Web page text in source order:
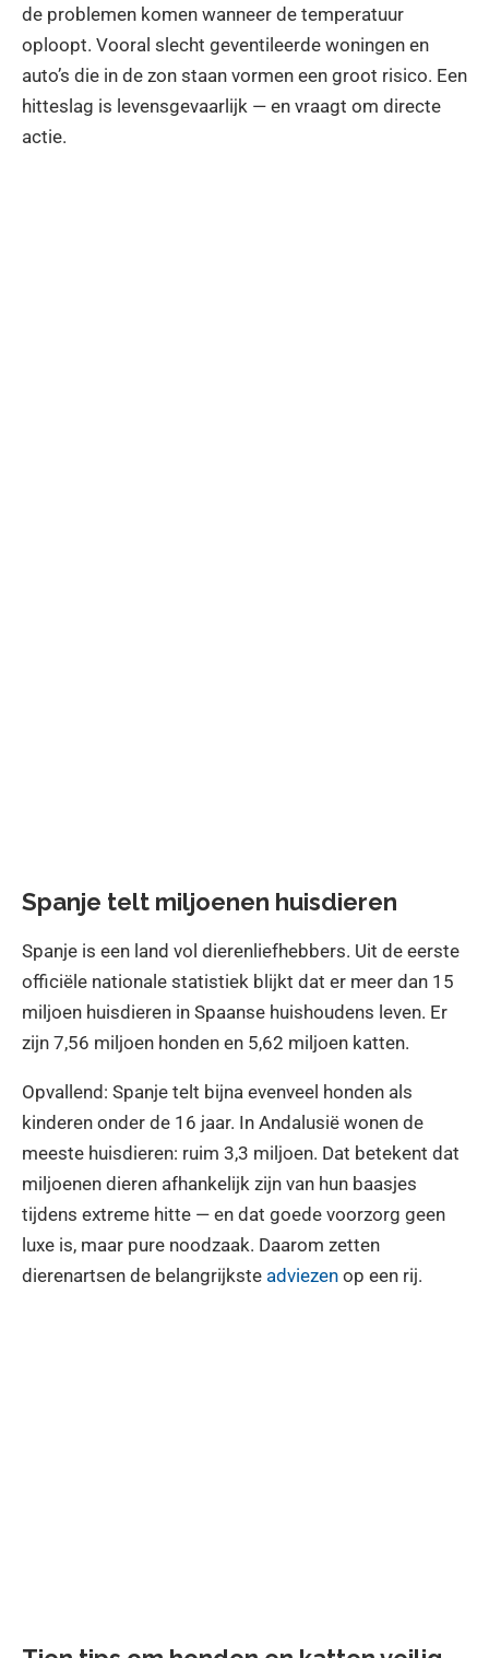
de problemen komen wanneer de temperatuur
oploopt. Vooral slecht geventileerde woningen en
auto’s die in de zon staan vormen een groot risico. Een
hitteslag is levensgevaarlijk — en vraagt om directe
actie.
Spanje telt miljoenen huisdieren
Spanje is een land vol dierenliefhebbers. Uit de eerste
officiële nationale statistiek blijkt dat er meer dan 15
miljoen huisdieren in Spaanse huishoudens leven. Er
zijn 7,56 miljoen honden en 5,62 miljoen katten.
Opvallend: Spanje telt bijna evenveel honden als
kinderen onder de 16 jaar. In Andalusië wonen de
meeste huisdieren: ruim 3,3 miljoen. Dat betekent dat
miljoenen dieren afhankelijk zijn van hun baasjes
tijdens extreme hitte — en dat goede voorzorg geen
luxe is, maar pure noodzaak. Daarom zetten
dierenartsen de belangrijkste adviezen op een rij.